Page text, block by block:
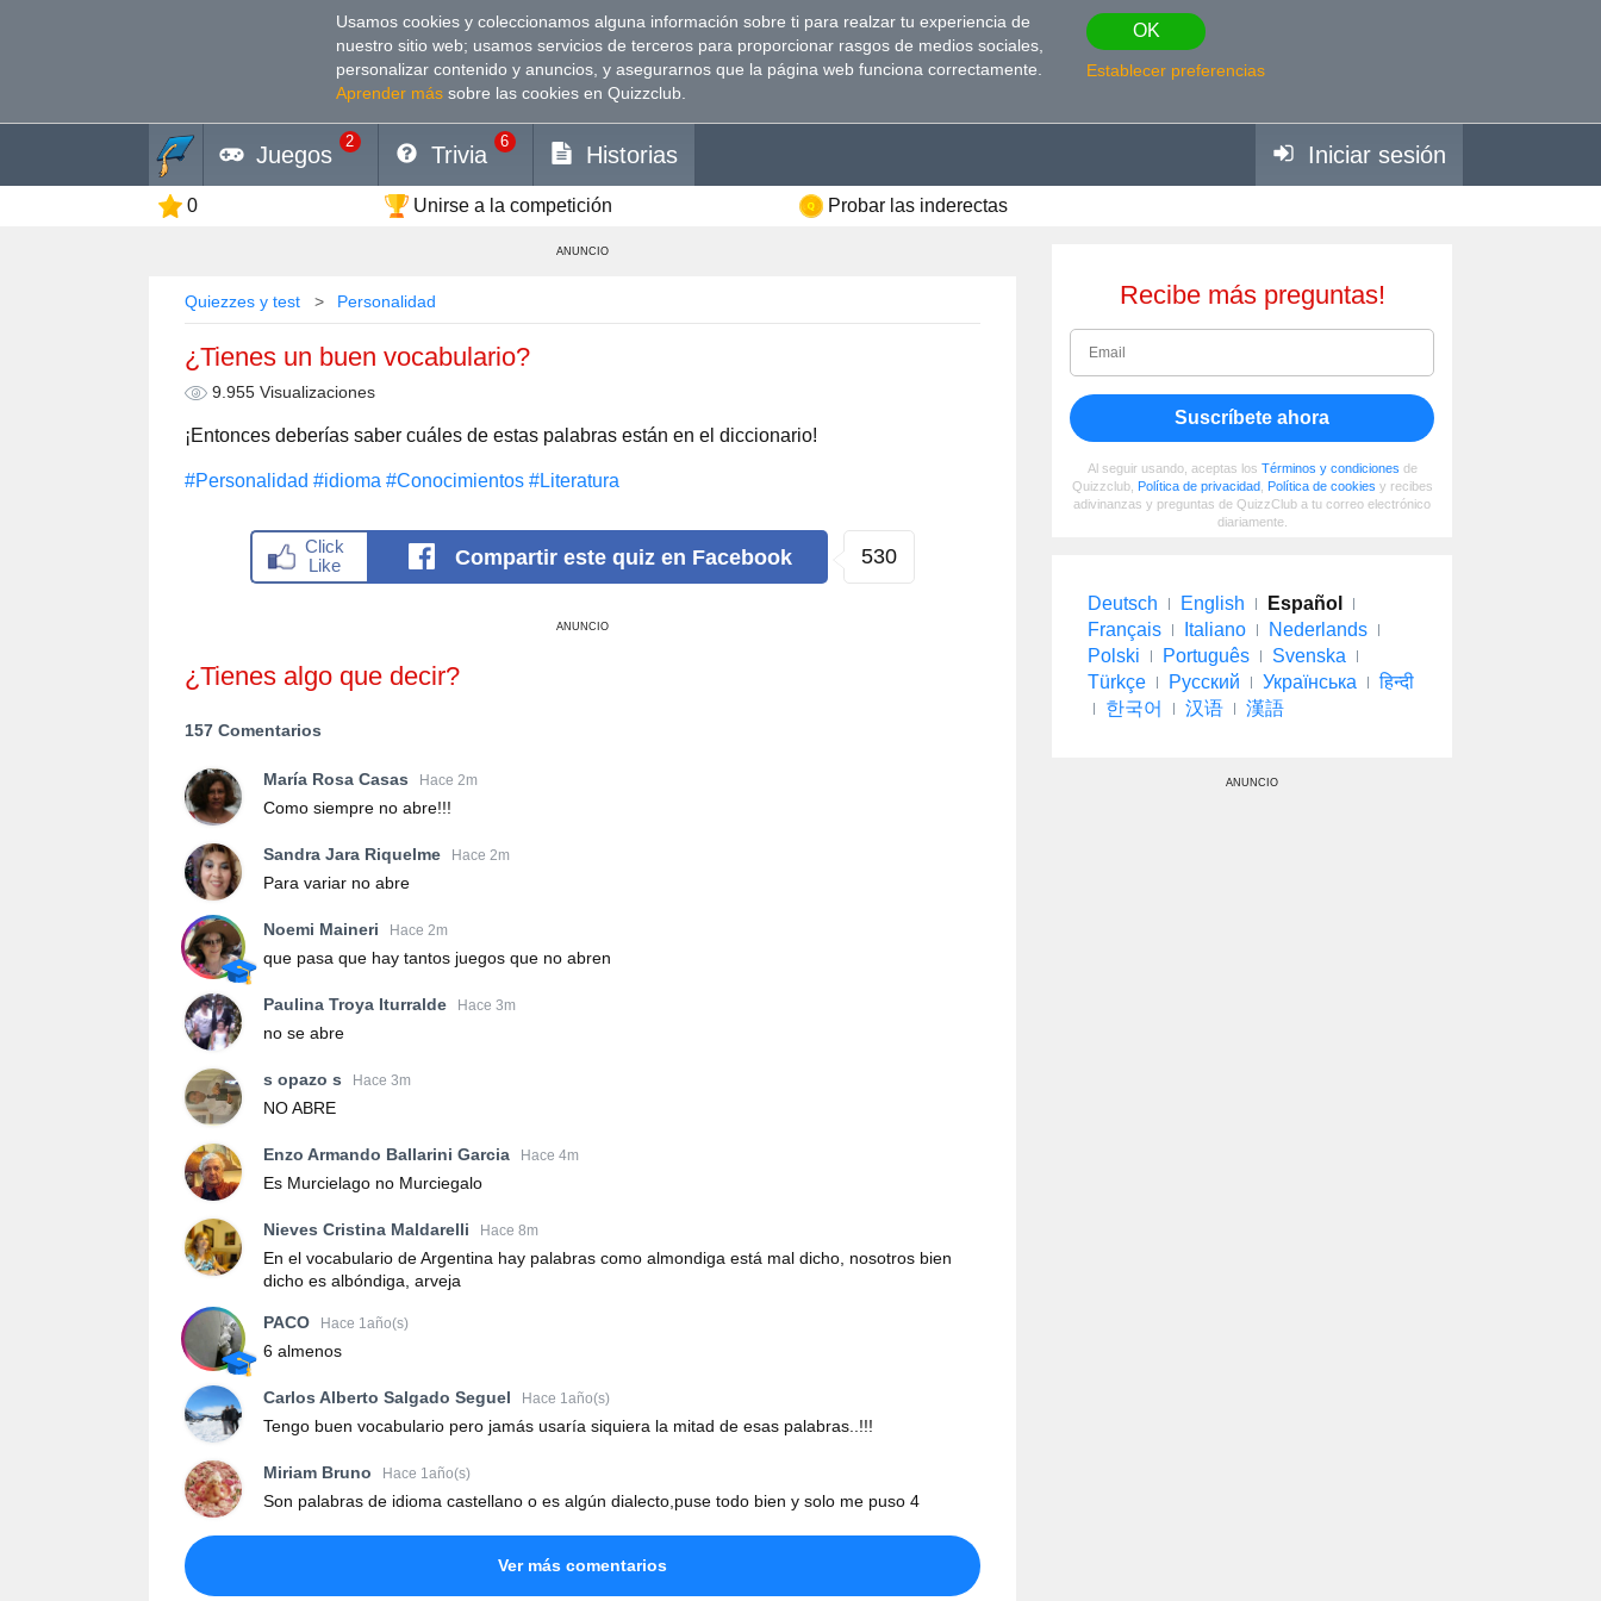
Usamos cookies y coleccionamos alguna información sobre ti para realzar tu experiencia de
nuestro sitio web; usamos servicios de terceros para proporcionar rasgos de medios sociales,
personalizar contenido y anuncios, y asegurarnos que la página web funciona correctamente.
Aprender más sobre las cookies en Quizzclub.
OK
Establecer preferencias
Juegos
2
Trivia
6
Historias Iniciar sesión
0 Unirse a la competición Probar las inderectas
ANUNCIO
Quiezzes y test Personalidad
¿Tienes un buen vocabulario?
9.955 Visualizaciones
¡Entonces deberías saber cuáles de estas palabras están en el diccionario!
#Personalidad #idioma #Conocimientos #Literatura
Compartir este quiz en Facebook 530
ANUNCIO
¿Tienes algo que decir?
157 Comentarios
María Rosa Casas Hace 2m
Como siempre no abre!!!
Sandra Jara Riquelme Hace 2m
Para variar no abre
Noemi Maineri Hace 2m
que pasa que hay tantos juegos que no abren
Paulina Troya Iturralde Hace 3m
no se abre
s opazo s Hace 3m
NO ABRE
Enzo Armando Ballarini Garcia Hace 4m
Es Murcielago no Murciegalo
Nieves Cristina Maldarelli Hace 8m
En el vocabulario de Argentina hay palabras como almondiga está mal dicho, nosotros bien
dicho es albóndiga, arveja
PACO Hace 1año(s)
6 almenos
Carlos Alberto Salgado Seguel Hace 1año(s)
Tengo buen vocabulario pero jamás usaría siquiera la mitad de esas palabras..!!!
Miriam Bruno Hace 1año(s)
Son palabras de idioma castellano o es algún dialecto,puse todo bien y solo me puso 4
Ver más comentarios
Recibe más preguntas!
Suscríbete ahora
Al seguir usando, aceptas los Términos y condiciones de
Quizzclub, Política de privacidad, Política de cookies y recibes
adivinanzas y preguntas de QuizzClub a tu correo electrónico
diariamente.
Deutsch English
Español
Français
Italiano
Nederlands
Polski
Português
Svenska
Türkçe
Русский Українська
हिन्दी
한국어
汉语 漢語
ANUNCIO